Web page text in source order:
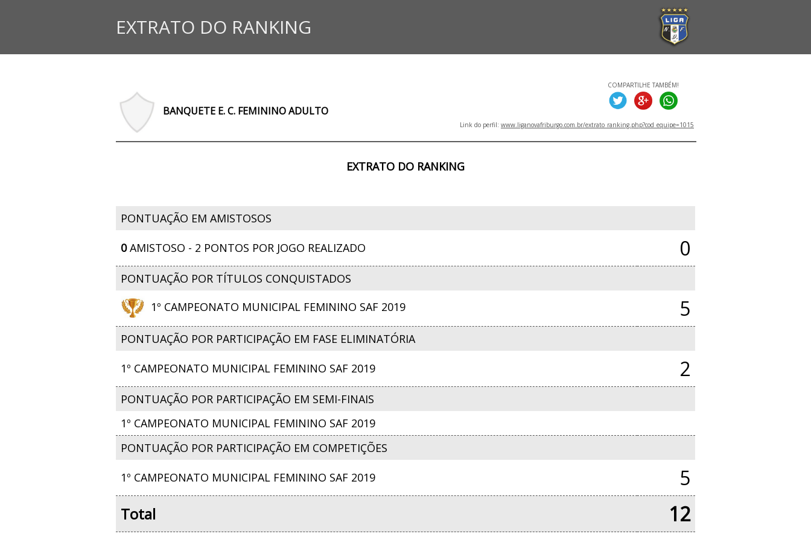
EXTRATO DO RANKING
BANQUETE E. C. FEMININO ADULTO
COMPARTILHE TAMBÉM!
Link do perfil: www.liganovafriburgo.com.br/extrato_ranking.php?cod_equipe=1015
EXTRATO DO RANKING
PONTUAÇÃO EM AMISTOSOS
0AMISTOSO - 2 PONTOS POR JOGO REALIZADO 0
PONTUAÇÃO POR TÍTULOS CONQUISTADOS
1º CAMPEONATO MUNICIPAL FEMININO SAF 2019
5
PONTUAÇÃO POR PARTICIPAÇÃO EM FASE ELIMINATÓRIA
1º CAMPEONATO MUNICIPAL FEMININO SAF 2019 2
PONTUAÇÃO POR PARTICIPAÇÃO EM SEMI-FINAIS
1º CAMPEONATO MUNICIPAL FEMININO SAF 2019
PONTUAÇÃO POR PARTICIPAÇÃO EM COMPETIÇÕES
1º CAMPEONATO MUNICIPAL FEMININO SAF 2019 5
Total 12